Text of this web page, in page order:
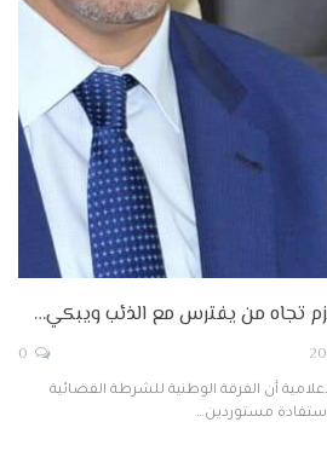
تجاه من يفترس مع الذئب ويبكي…
أن الفرقة الوطنية للشرطة القضائية
مستوردين…